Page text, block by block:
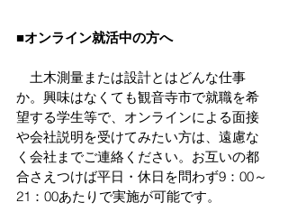
■オンライン就活中の方へ
土木測量または設計とはどんな仕事
か。興味はなくても観音寺市で就職を希
望する学生等で、オンラインによる面接
や会社説明を受けてみたい方は、遠慮な
く会社までご連絡ください。お互いの都
合さえつけば平日・休日を問わず9：00～
21：00あたりで実施が可能です。